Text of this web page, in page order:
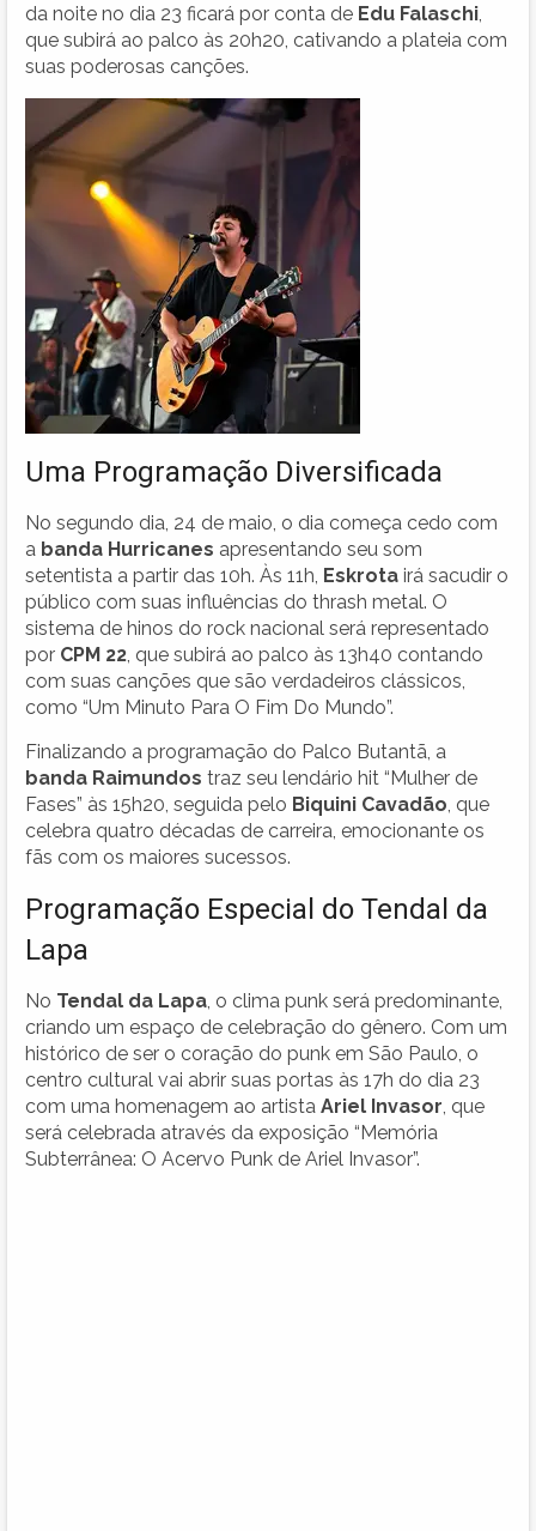
da noite no dia 23 ficará por conta de Edu Falaschi
que subirá ao palco às 20h20, cativando a plateia com
suas poderosas canções.
Uma Programação Diversificada
No segundo dia, 24 de maio, o dia começa cedo com
a banda Hurricanes apresentando seu som
setentista a partir das 10h. Às 11h, Eskrota irá sacudir o
público com suas influências do thrash metal. O
sistema de hinos do rock nacional será representado
por CPM 22 , que subirá ao palco às 13h40 contando
com suas canções que são verdadeiros clássicos,
como “Um Minuto Para O Fim Do Mundo”.
Finalizando a programação do Palco Butantã, a
banda Raimundos traz seu lendário hit “Mulher de
Fases” às 15h20, seguida pelo Biquini Cavadão , que
celebra quatro décadas de carreira, emocionante os
fãs com os maiores sucessos.
Programação Especial do Tendal da
Lapa
No Tendal da Lapa , o clima punk será predominante,
criando um espaço de celebração do gênero. Com um
histórico de ser o coração do punk em São Paulo, o
centro cultural vai abrir suas portas às 17h do dia 23
com uma homenagem ao artista Ariel Invasor , que
será celebrada através da exposição “Memória
Subterrânea: O Acervo Punk de Ariel Invasor”.